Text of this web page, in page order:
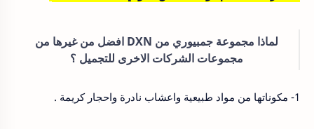
لماذا مجموعة جمبيوري من DXN افضل من غيرها من
مجموعات الشركات الاخرى للتجميل ؟
1- مكوناتها من مواد طبيعية واعشاب نادرة واحجار كريمة .